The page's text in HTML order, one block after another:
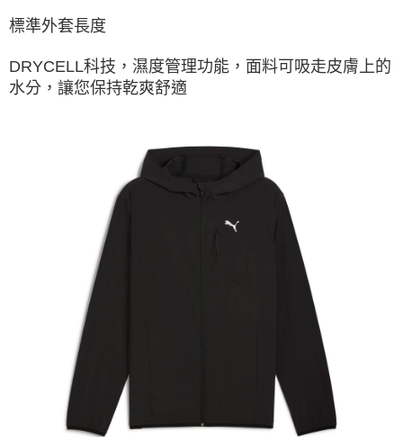
標準外套長度
DRYCELL科技，濕度管理功能，面料可吸走皮膚上的
水分，讓您保持乾爽舒適